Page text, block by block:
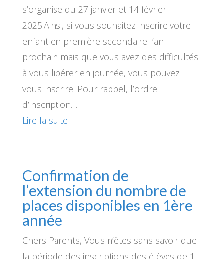
s’organise du 27 janvier et 14 février
2025.Ainsi, si vous souhaitez inscrire votre
enfant en première secondaire l’an
prochain mais que vous avez des difficultés
à vous libérer en journée, vous pouvez
vous inscrire: Pour rappel, l’ordre
d’inscription…
Lire la suite
Confirmation de
l’extension du nombre de
places disponibles en 1ère
année
Chers Parents, Vous n’êtes sans savoir que
la période des inscriptions des élèves de 1